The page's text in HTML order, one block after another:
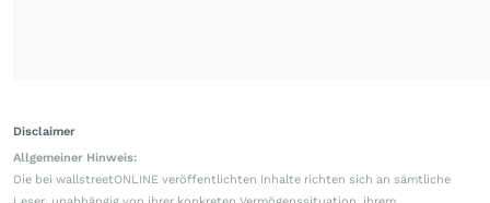
Disclaimer
Allgemeiner Hinweis:
Die bei wallstreetONLINE veröffentlichten Inhalte richten sich an sämtliche